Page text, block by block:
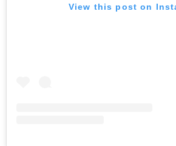
View this post on